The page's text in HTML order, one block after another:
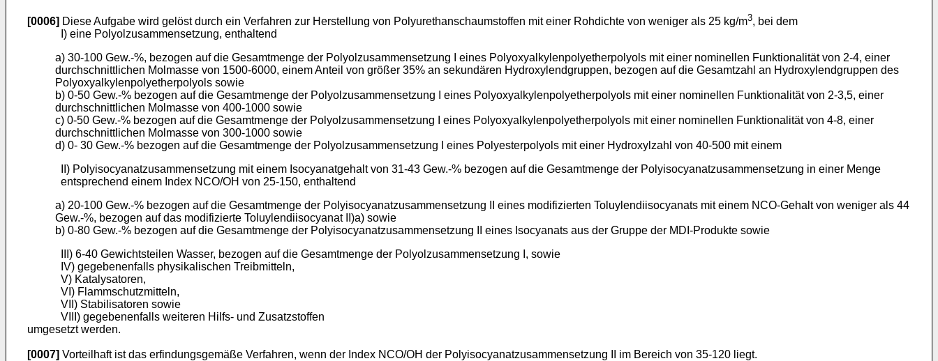
[0006] Diese Aufgabe wird gelöst durch ein Verfahren zur Herstellung von Polyurethanschaumstoffen mit einer Rohdichte von weniger als 25 kg/m3, bei dem
I) eine Polyolzusammensetzung, enthaltend
a) 30-100 Gew.-%, bezogen auf die Gesamtmenge der Polyolzusammensetzung I eines Polyoxyalkylenpolyetherpolyols mit einer nominellen Funktionalität von 2-4, einer
durchschnittlichen Molmasse von 1500-6000, einem Anteil von größer 35% an sekundären Hydroxylendgruppen, bezogen auf die Gesamtzahl an Hydroxylendgruppen des
Polyoxyalkylenpolyetherpolyols sowie
b) 0-50 Gew.-% bezogen auf die Gesamtmenge der Polyolzusammensetzung I eines Polyoxyalkylenpolyetherpolyols mit einer nominellen Funktionalität von 2-3,5, einer
durchschnittlichen Molmasse von 400-1000 sowie
c) 0-50 Gew.-% bezogen auf die Gesamtmenge der Polyolzusammensetzung I eines Polyoxyalkylenpolyetherpolyols mit einer nominellen Funktionalität von 4-8, einer
durchschnittlichen Molmasse von 300-1000 sowie
d) 0- 30 Gew.-% bezogen auf die Gesamtmenge der Polyolzusammensetzung I eines Polyesterpolyols mit einer Hydroxylzahl von 40-500 mit einem
II) Polyisocyanatzusammensetzung mit einem Isocyanatgehalt von 31-43 Gew.-% bezogen auf die Gesamtmenge der Polyisocyanatzusammensetzung in einer Menge
entsprechend einem Index NCO/OH von 25-150, enthaltend
a) 20-100 Gew.-% bezogen auf die Gesamtmenge der Polyisocyanatzusammensetzung II eines modifizierten Toluylendiisocyanats mit einem NCO-Gehalt von weniger als 44
Gew.-%, bezogen auf das modifizierte Toluylendiisocyanat II)a) sowie
b) 0-80 Gew.-% bezogen auf die Gesamtmenge der Polyisocyanatzusammensetzung II eines Isocyanats aus der Gruppe der MDI-Produkte sowie
III) 6-40 Gewichtsteilen Wasser, bezogen auf die Gesamtmenge der Polyolzusammensetzung I, sowie
IV) gegebenenfalls physikalischen Treibmitteln,
V) Katalysatoren,
VI) Flammschutzmitteln,
VII) Stabilisatoren sowie
VIII) gegebenenfalls weiteren Hilfs- und Zusatzstoffen
umgesetzt werden.
[0007] Vorteilhaft ist das erfindungsgemäße Verfahren, wenn der Index NCO/OH der Polyisocyanatzusammensetzung II im Bereich von 35-120 liegt.